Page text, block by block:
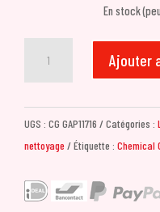
En stock
Precision
Paint
Correction
Ajouter
UGS : CG GAP11716 Catégories :
nettoyage
Étiquette : Chemical